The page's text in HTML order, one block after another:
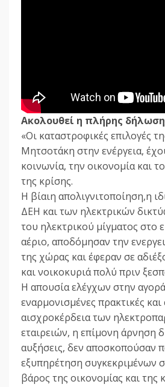
Ακολουθεί η πλήρης
«Οι καταστροφικές επιλογές
Μητσοτάκη στην ενέργεια,
κοινωνία, την οικονομία και
της κρίσης.
Η βίαιη απολιγνιτοποίηση,η
ΔΕΗ και των ηλεκτρικών
του ηλεκτρικού μίγματος στο
αέριο, αποδόμησαν την
της χώρας και έφεραν σε
και νοικοκυριά πολύ πριν
Η απουσία ελέγχων στην
εναρμονισμένες πρακτικές και
αισχροκέρδεια των
εταιρειών, η επίμονη άρνηση
αυξήσεις, δεν αποσκοπούσαν
εξυπηρέτηση συγκεκριμένων
βάρος της οικονομίας και της